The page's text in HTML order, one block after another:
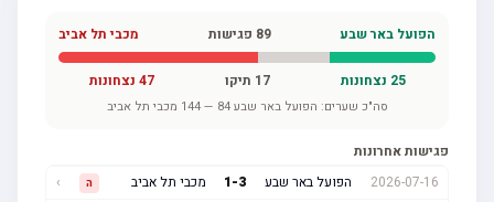
הפועל באר שבע 89פגישות מכבי תל אביב
25נצחונות 17תיקו 47נצחונות
סה"כ שערים:הפועל באר שבע 84
—
144מכבי תל אביב
פגישות אחרונות
2026-07-16
הפועל באר שבע 1 מכבי תל אביב